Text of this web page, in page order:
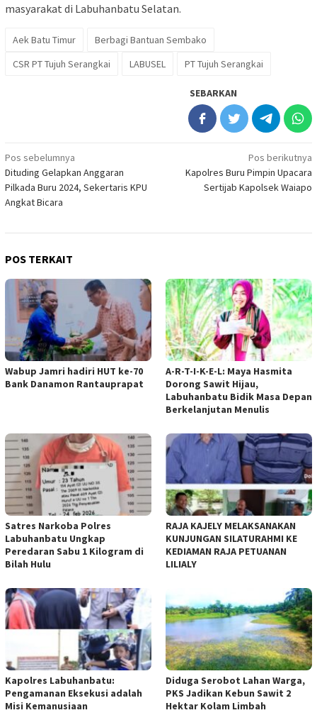
masyarakat di Labuhanbatu Selatan.
Aek Batu Timur
Berbagi Bantuan Sembako
CSR PT Tujuh Serangkai
LABUSEL PT Tujuh Serangkai
SEBARKAN
Navigasi
pos
Pos sebelumnya
Dituding Gelapkan Anggaran
Pilkada Buru 2024, Sekertaris KPU
Angkat Bicara
Pos berikutnya
Kapolres Buru Pimpin Upacara
Sertijab Kapolsek Waiapo
POS TERKAIT
Wabup Jamri hadiri HUT ke-70
Bank Danamon Rantauprapat
A-R-T-I-K-E-L: Maya Hasmita
Dorong Sawit Hijau,
Labuhanbatu Bidik Masa Depan
Berkelanjutan Menulis
Satres Narkoba Polres
Labuhanbatu Ungkap
Peredaran Sabu 1 Kilogram di
Bilah Hulu
RAJA KAJELY MELAKSANAKAN
KUNJUNGAN SILATURAHMI KE
KEDIAMAN RAJA PETUANAN
LILIALY
Kapolres Labuhanbatu:
Pengamanan Eksekusi adalah
Misi Kemanusiaan
Diduga Serobot Lahan Warga,
PKS Jadikan Kebun Sawit 2
Hektar Kolam Limbah